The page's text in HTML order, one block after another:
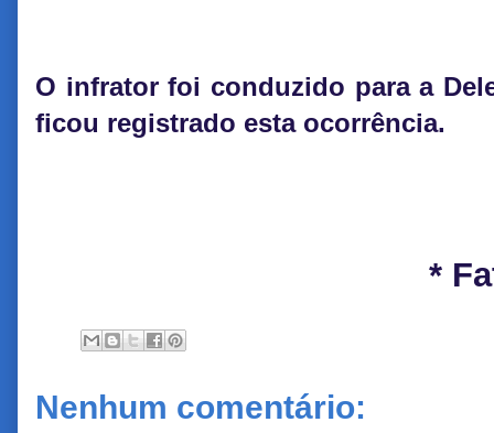
O infrator foi conduzido para a
ficou registrado esta ocorrência.
*
Nenhum comentário: